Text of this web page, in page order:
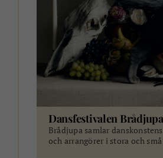
Dansfestivalen Brådjupa
Brådjupa samlar
och arrangörer i stora och